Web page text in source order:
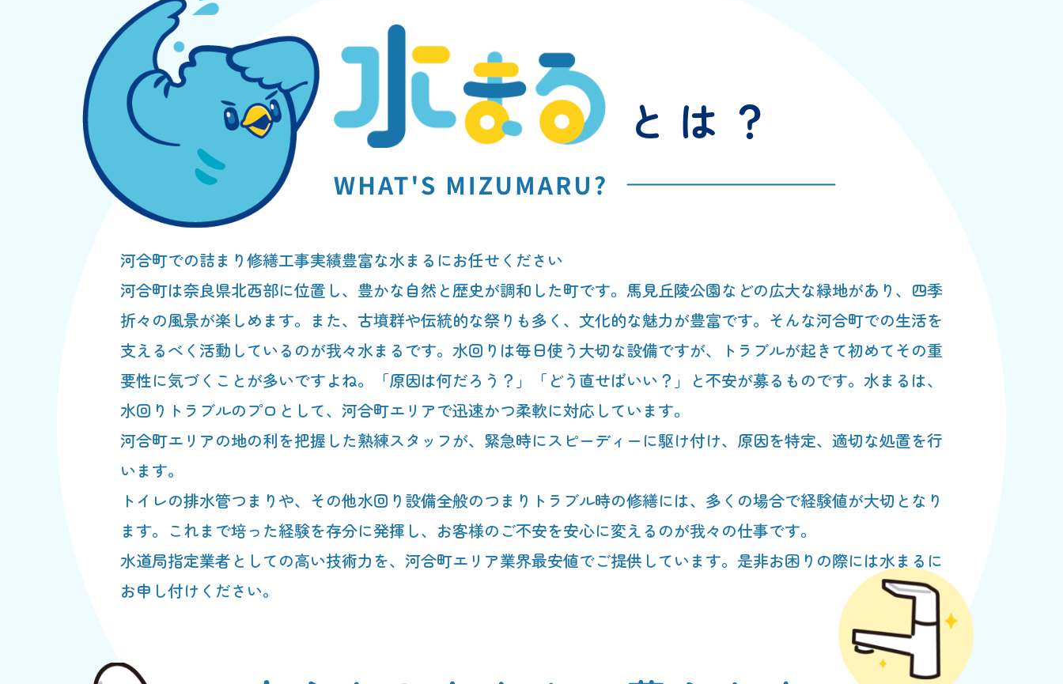
河合町での詰まり修繕工事実績豊富な水まるにお任せください
河合町は奈良県北西部に位置し、豊かな自然と歴史が調和した町です。馬見丘陵公園などの広大な緑地があり、四季
折々の風景が楽しめます。また、古墳群や伝統的な祭りも多く、文化的な魅力が豊富です。そんな河合町での生活を
支えるべく活動しているのが我々水まるです。水回りは毎日使う大切な設備ですが、トラブルが起きて初めてその重
要性に気づくことが多いですよね。「原因は何だろう？」「どう直せばいい？」と不安が募るものです。水まるは、
水回りトラブルのプロとして、河合町エリアで迅速かつ柔軟に対応しています。
河合町エリアの地の利を把握した熟練スタッフが、緊急時にスピーディーに駆け付け、原因を特定、適切な処置を行
います。
トイレの排水管つまりや、その他水回り設備全般のつまりトラブル時の修繕には、多くの場合で経験値が大切となり
ます。これまで培った経験を存分に発揮し、お客様のご不安を安心に変えるのが我々の仕事です。
水道局指定業者としての高い技術力を、河合町エリア業界最安値でご提供しています。是非お困りの際には水まるに
お申し付けください。